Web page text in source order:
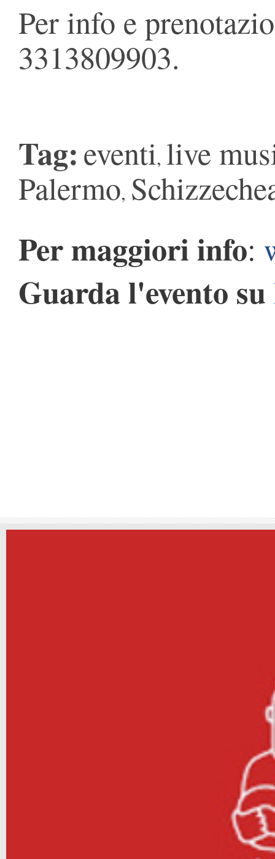
Per info e
3313809903.
Tag:eventi, live
Palermo,
Per maggiori info:
Guarda l'evento su